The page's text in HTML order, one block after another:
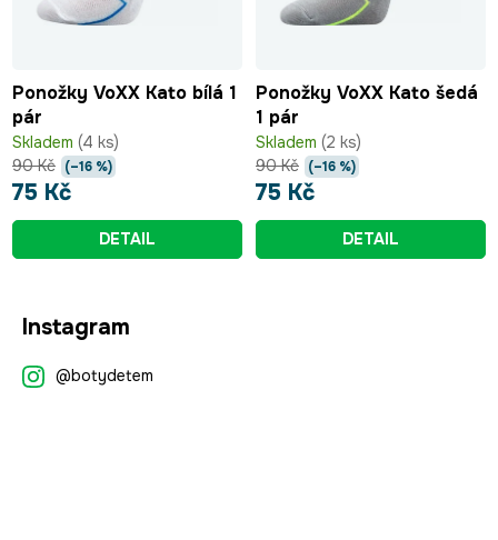
Ponožky VoXX Kato bílá 1
pár
Skladem (4 ks)
75 Kč
90 Kč (–16 %)
DETAIL
Ponožky VoXX Kato šedá
1 pár
Skladem (2 ks)
75 Kč
90 Kč (–16 %)
DETAIL
Instagram
@botydetem